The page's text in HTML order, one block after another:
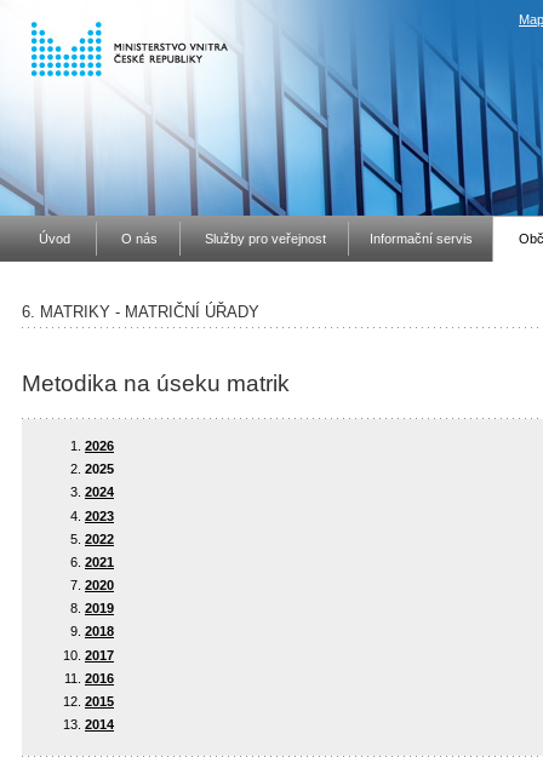
Úvod O nás Služby pro veřejnost Informační servis
6. MATRIKY - MATRIČNÍ ÚŘADY
Metodika na úseku matrik
2026
2025
2024
2023
2022
2021
2020
2019
2018
2017
2016
2015
2014